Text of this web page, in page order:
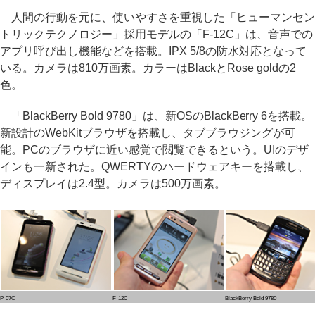
人間の行動を元に、使いやすさを重視した「ヒューマンセン
トリックテクノロジー」採用モデルの「F-12C」は、音声での
アプリ呼び出し機能などを搭載。IPX 5/8の防水対応となって
いる。カメラは810万画素。カラーはBlackとRose goldの2
色。
「BlackBerry Bold 9780」は、新OSのBlackBerry 6を搭載。
新設計のWebKitブラウザを搭載し、タブブラウジングが可
能。PCのブラウザに近い感覚で閲覧できるという。UIのデザ
インも一新された。QWERTYのハードウェアキーを搭載し、
ディスプレイは2.4型。カメラは500万画素。
P-07C F-12C BlackBerry Bold 9780